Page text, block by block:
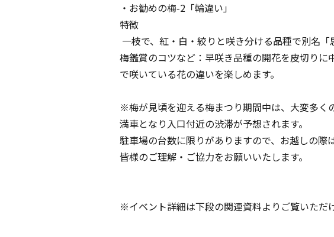
・お勧めの梅-2「輪違い」
特徴
一枝で、紅・白・絞りと咲き分ける品種で別名「
梅鑑賞のコツなど：早咲き品種の開花を皮切り
で咲いている花の違いを楽しめます。
※梅が見頃を迎える梅まつり期間中は、大変多く
満車となり入口付近の渋滞が予想されます。
駐車場の台数に限りがありますので、お越しの際
皆様のご理解・ご協力をお願いいたします。
※イベント詳細は下段の関連資料よりご覧いただけ